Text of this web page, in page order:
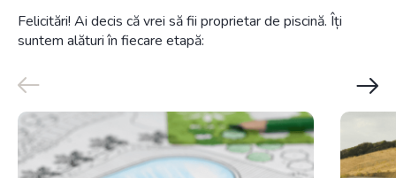
Felicitări! Ai decis că vrei să fii proprietar de piscină. Îți
suntem alături în fiecare etapă: